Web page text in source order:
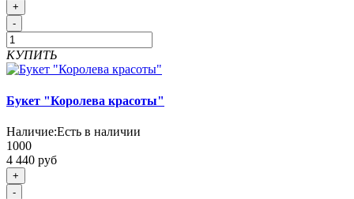
+
-
КУПИТЬ
Букет "Королева красоты"
Наличие:Есть в наличии
1000
4 440 руб
+
-